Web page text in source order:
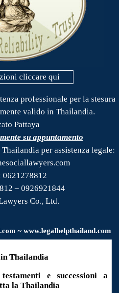
cliccare qui
professionale per la stesura
valido in Thailandia.
Pattaya
su appuntamento
per assistenza legale:
– 0926921844
Co., Ltd.
~ www.legalhelpthailand.com
in Thailandia
e successioni a
la Thailandia